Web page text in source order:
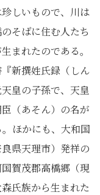
しいもので、川は
そばに住む人たち
まれたのである。
新撰姓氏録（しん
皇の子孫で、天皇
（あそん）の名が
ほかにも、大和国
県天理市）発祥の
賀茂郡高橋郷（現
氏族から生まれた